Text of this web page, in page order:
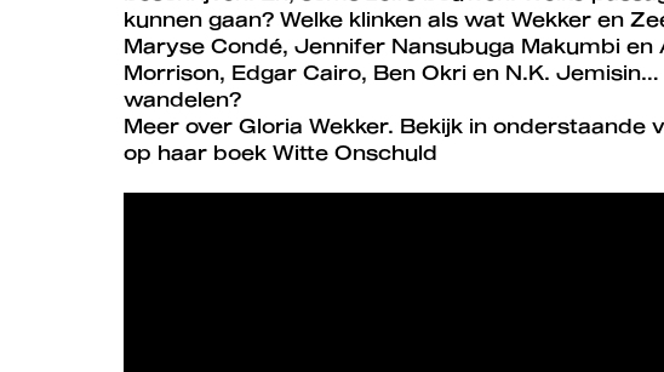
kunnen gaan? Welke klinken als wat Wekker en
Maryse Condé, Jennifer Nansubuga Makumbi en
Morrison, Edgar Cairo, Ben Okri en N.K.
wandelen?
Meer over Gloria Wekker. Bekijk in onderstaande
op haar boek Witte Onschuld